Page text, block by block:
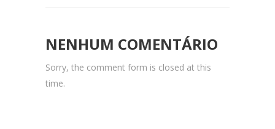
NENHUM COMENTÁRIO
Sorry, the comment form is closed at this
time.